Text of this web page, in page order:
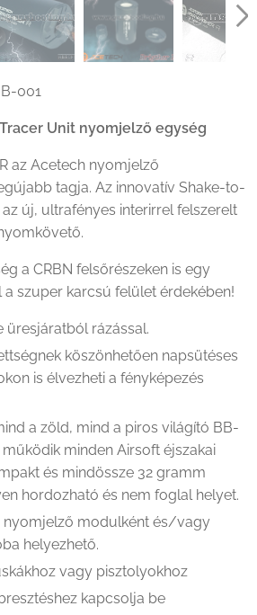
Brighter R Tracer Unit
001
Tracer Unit nyomjelző egység
az Acetech nyomjelző
tagja. Az innovatív Shake-to-
új, ultrafényes interirrel felszerelt
a CRBN felsőrészeken is egy
a szuper karcsú felület érdekében!
üresjáratból rázással.
köszönhetően napsütéses
is élvezheti a fényképezés
a zöld, mind a piros világító BB-
minden Airsoft éjszakai
és mindössze 32 gramm
hordozható és nem foglal helyet.
nyomjelző modulként és/vagy
helyezhető.
vagy pisztolyokhoz
kapcsolja be